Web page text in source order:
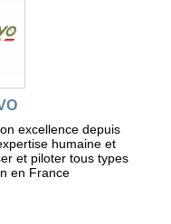
excellence depuis
humaine et
et piloter tous types
en France